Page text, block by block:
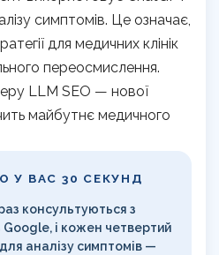
симптомів. Це означає,
для медичних клінік
переосмислення.
LLM SEO — нової
майбутнє медичного
У ВАС 30 СЕКУНД
консультуються з
Google, і кожен четвертий
аналізу симптомів —